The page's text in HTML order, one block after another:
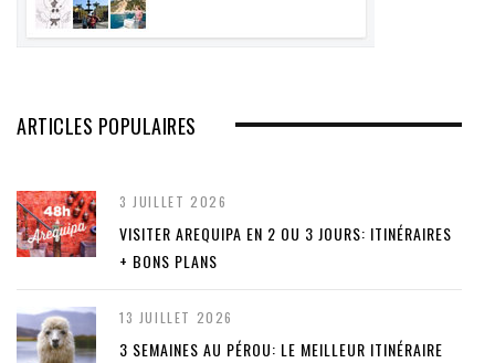
ARTICLES POPULAIRES
3 JUILLET 2026
VISITER AREQUIPA EN 2 OU 3 JOURS: ITINÉRAIRES
+ BONS PLANS
13 JUILLET 2026
3 SEMAINES AU PÉROU: LE MEILLEUR ITINÉRAIRE